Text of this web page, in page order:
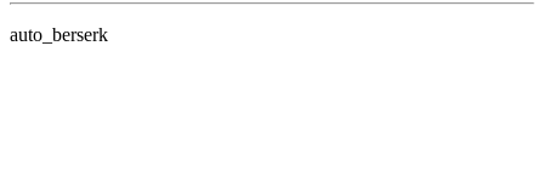
auto_berserk